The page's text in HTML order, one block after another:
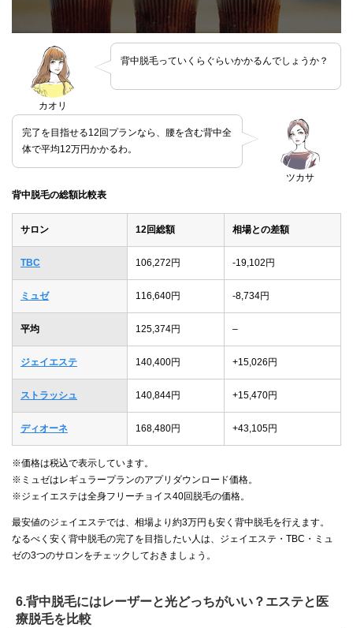
カオリ
背中脱毛っていくらぐらいかかるんでしょうか？
ツカサ
完了を目指せる12回プランなら、腰を含む背中全
体で平均12万円かかるわ。
背中脱毛の総額比較表
サロン 12回総額 相場との差額
TBC 106,272円 -19,102円
ミュゼ 116,640円 -8,734円
平均 125,374円 –
ジェイエステ 140,400円 +15,026円
ストラッシュ 140,844円 +15,470円
ディオーネ 168,480円 +43,105円
※価格は税込で表示しています。
※ミュゼはレギュラープランのアプリダウンロード価格。
※ジェイエステは全身フリーチョイス40回脱毛の価格。
最安値のジェイエステでは、相場より約3万円も安く背中脱毛を行えます。
なるべく安く背中脱毛の完了を目指したい人は、ジェイエステ・TBC・ミュ
ゼの3つのサロンをチェックしておきましょう。
6.背中脱毛にはレーザーと光どっちがいい？エステと医
療脱毛を比較